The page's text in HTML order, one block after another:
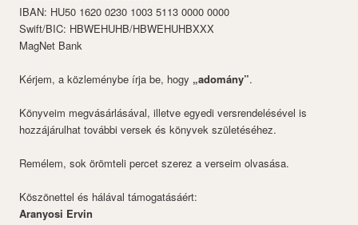
IBAN: HU50 1620 0230 1003 5113 0000 0000
Swift/BIC: HBWEHUHB/HBWEHUHBXXX
MagNet Bank
Kérjem, a közleménybe írja be, hogy „adomány”.
Könyveim megvásárlásával, illetve egyedi versrendelésével is
hozzájárulhat további versek és könyvek születéséhez.
Remélem, sok örömteli percet szerez a verseim olvasása.
Köszönettel és hálával támogatásáért:
Aranyosi Ervin